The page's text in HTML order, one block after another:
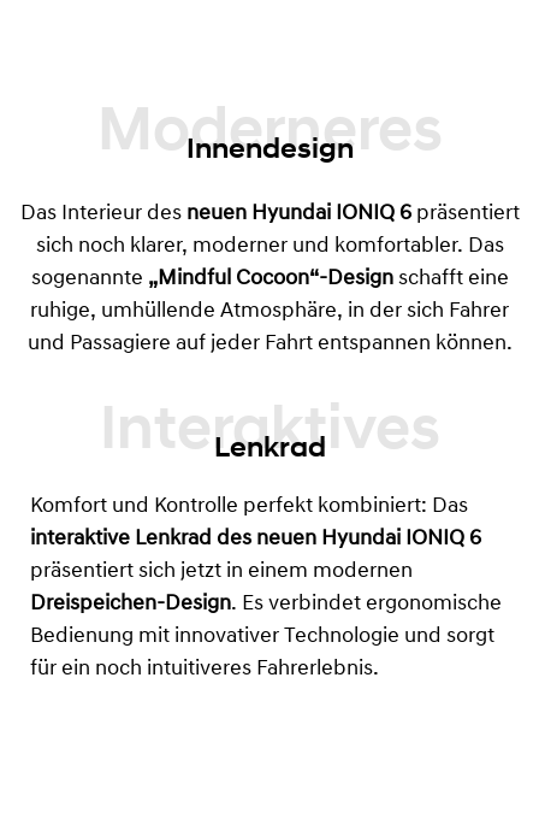
Moderneres
Innendesign
Das Interieur des neuen Hyundai IONIQ 6präsentiert
sich noch klarer, moderner und komfortabler. Das
sogenannte „Mindful Cocoon“-Designschafft eine
ruhige, umhüllende Atmosphäre, in der sich Fahrer
und Passagiere auf jeder Fahrt entspannen können.
Lenkrad
Komfort und Kontrolle perfekt kombiniert: Das
interaktive Lenkrad des neuen Hyundai IONIQ 6
präsentiert sich jetzt in einem modernen
Dreispeichen-Design. Es verbindet ergonomische
Bedienung mit innovativer Technologie und sorgt
für ein noch intuitiveres Fahrerlebnis.